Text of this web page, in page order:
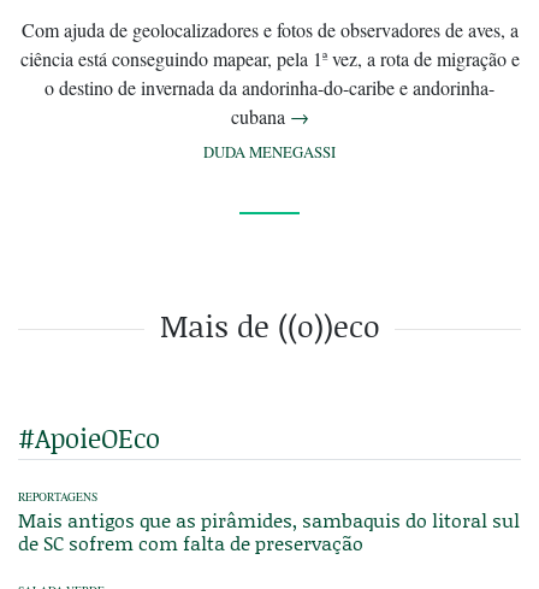
Com ajuda de geolocalizadores e fotos de observadores de aves, a
ciência está conseguindo mapear, pela 1ª vez, a rota de migração e
o destino de invernada da andorinha-do-caribe e andorinha-
cubana →
DUDA MENEGASSI
Mais de ((o))eco
#ApoieOEco
REPORTAGENS
Mais antigos que as pirâmides, sambaquis do litoral sul
de SC sofrem com falta de preservação